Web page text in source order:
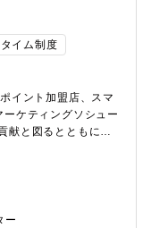
職比率:35.0% (日本
得率:100%└育休後
ス制あり(シフト制部
ス制を活用しにく
を1時間単位に分割
マなど様々な社員が
な雰囲気└若手が中心
ーもあり)
、Salesforce等のシ
連する現状の課題分
いビジネススキルを
ネジメントスキル・
スキル 等■候補者へ
と思っていません
手がけています。例
マーケティングソリ
なアセットを活用
いる真っ最中です。
イントサービスを目
イム制度
イント加盟店、スマ
ケティングソシュー
献と図るとともに、
通ポイントサービス
い加盟店を中心とし
戦略策定、新たなア
グソリューション(広
ー